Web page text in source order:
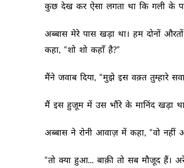
कुछ देख कर ऐसा लगता था कि गली के
अब्बास मेरे पास खड़ा था। हम दोनों औरतों
कहा, “शो शो कहाँ है?”
मैंने जवाब दिया, “मुझे इस वक़्त तुम्हारे
मैं इस हुजूम में उस भौंरे के मानिंद खड़ा
अब्बास ने रोनी आवाज़ में कहा, “वो नहीं
“तो क्या हुआ... बाक़ी तो सब मौजूद हैं।